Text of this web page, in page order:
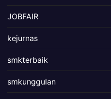
JOBFAIR
kejurnas
smkterbaik
smkunggulan